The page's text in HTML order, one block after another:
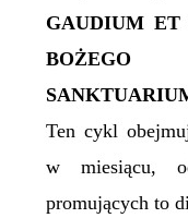
GAUDIUM ET
Ten cykl
w miesiącu,
promujących to